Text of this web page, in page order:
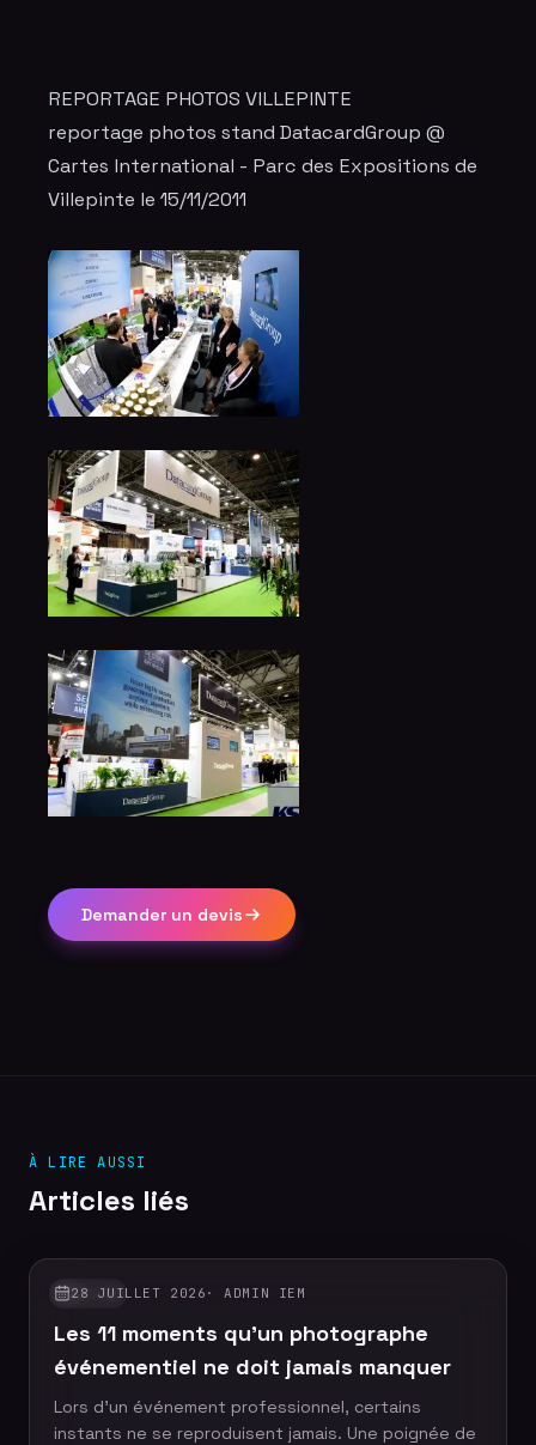
REPORTAGE PHOTOS VILLEPINTE
reportage photos stand DatacardGroup @
Cartes International - Parc des Expositions de
Villepinte le 15/11/2011
Demander un devis
À LIRE AUSSI
Articles liés
GUIDES
28 JUILLET 2026 ·ADMIN IEM
Les 11 moments qu'un photographe
événementiel ne doit jamais manquer
Lors d'un événement professionnel, certains
instants ne se reproduisent jamais. Une poignée de